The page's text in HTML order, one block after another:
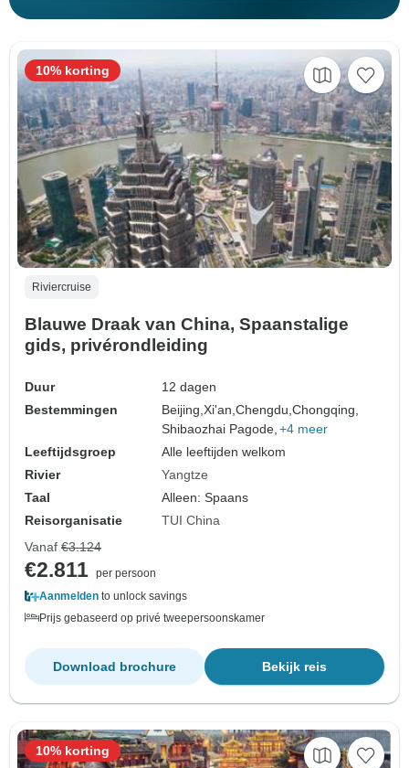
Riviercruise
Blauwe Draak van China, Spaanstalige
gids, privérondleiding
Duur
12 dagen
Bestemmingen
Beijing,Xi'an,Chengdu,Chongqing,
Shibaozhai Pagode, +4 meer
Leeftijdsgroep
Alle leeftijden welkom
Rivier
Yangtze
Taal
Alleen: Spaans
Reisorganisatie
TUI China
10% korting
Vanaf €3.124
€2.811 per persoon
Aanmelden to unlock savings
Prijs gebaseerd op privé tweepersoonskamer
Bekijk reis
Download brochure
10% korting